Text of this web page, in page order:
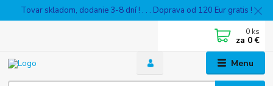
Tovar skladom, dodanie 3-8 dní ! . . . Doprava od 120 Eur gratis !
Menu
0 ks
za 0 €